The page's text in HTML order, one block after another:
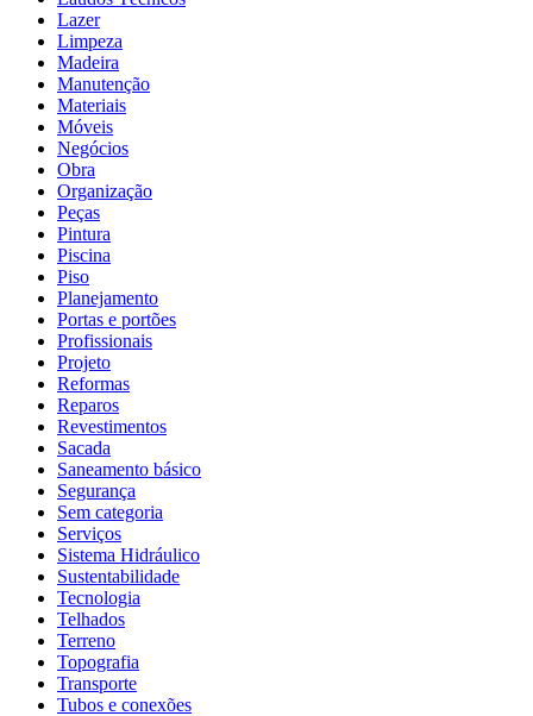
Lazer
Limpeza
Madeira
Manutenção
Materiais
Móveis
Negócios
Obra
Organização
Peças
Pintura
Piscina
Piso
Planejamento
Portas e portões
Profissionais
Projeto
Reformas
Reparos
Revestimentos
Sacada
Saneamento básico
Segurança
Sem categoria
Serviços
Sistema Hidráulico
Sustentabilidade
Tecnologia
Telhados
Terreno
Topografia
Transporte
Tubos e conexões